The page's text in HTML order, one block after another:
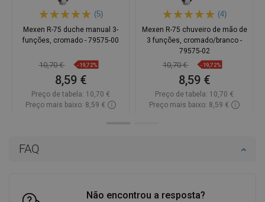
FAQ
Não encontrou a resposta?
(5)
Mexen R-75 duche manual 3-
funções, cromado - 79575-00
10,70 € -19,72%
8,59 €
Preço de tabela: 10,70 €
Preço mais baixo: 8,59 €
(4)
Mexen R-75 chuveiro de mão de
3 funções, cromado/branco -
79575-02
10,70 € -19,72%
8,59 €
Preço de tabela: 10,70 €
Preço mais baixo: 8,59 €